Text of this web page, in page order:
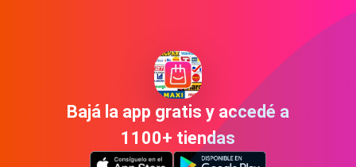
Bajá la app gratis y accedé a
1100+ tiendas